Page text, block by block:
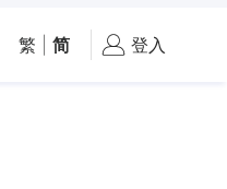
繁 简 登入